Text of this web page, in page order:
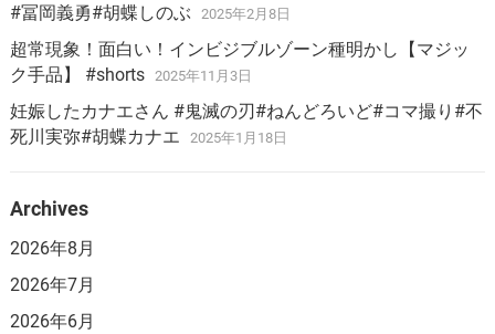
#冨岡義勇#胡蝶しのぶ
2025年2月8日
超常現象！面白い！インビジブルゾーン種明かし【マジッ
ク手品】 #shorts
2025年11月3日
妊娠したカナエさん #鬼滅の刃#ねんどろいど#コマ撮り#不
死川実弥#胡蝶カナエ
2025年1月18日
Archives
2026年8月
2026年7月
2026年6月